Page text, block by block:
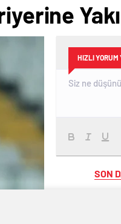
HIZLI YORUM
SON